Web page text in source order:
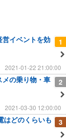
1
営イベントを効
2021-01-22 21:00:00
2
メの乗り物・車
2021-03-30 12:00:00
3
どのくらいも